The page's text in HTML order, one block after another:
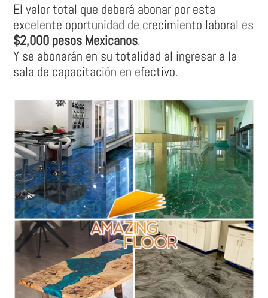
El valor total que deberá abonar por esta
excelente oportunidad de crecimiento laboral es
$2,000 pesos Mexicanos.
Y se abonarán en su totalidad al ingresar a la
sala de capacitación en efectivo.